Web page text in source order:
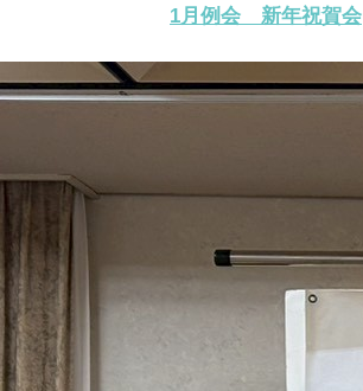
1月例会 新年祝賀会